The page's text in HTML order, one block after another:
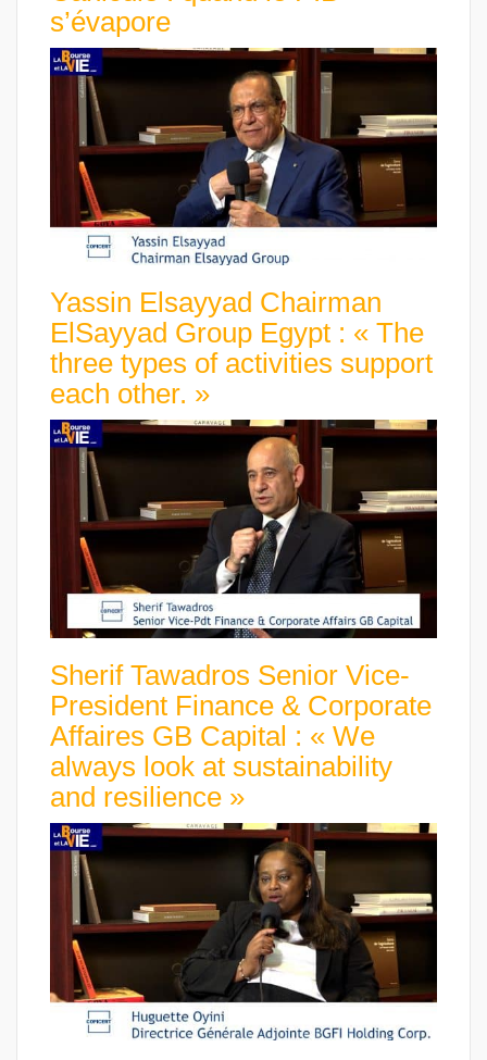
s’évapore
Yassin Elsayyad Chairman
ElSayyad Group Egypt : « The
three types of activities support
each other. »
Sherif Tawadros Senior Vice-
President Finance & Corporate
Affaires GB Capital : « We
always look at sustainability
and resilience »